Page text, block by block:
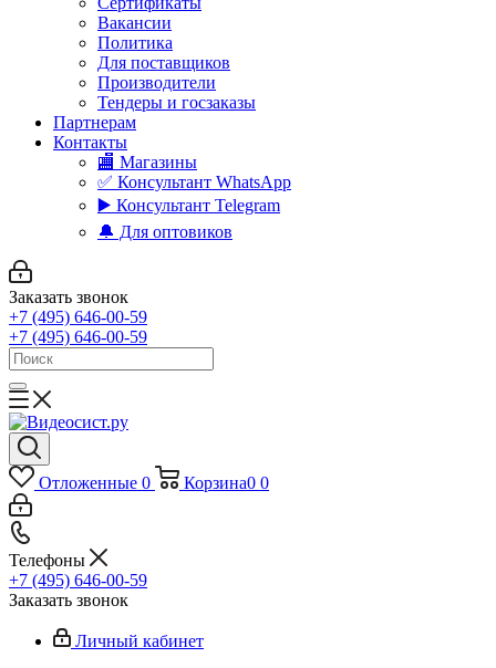
Вакансии
Политика
Для поставщиков
Производители
Тендеры и госзаказы
Партнерам
Контакты
🏬 Магазины
✅️ Консультант WhatsApp
▶️ Консультант Telegram
🔔 Для оптовиков
Заказать звонок
+7 (495) 646-00-59
+7 (495) 646-00-59
Отложенные 0 Корзина0 0
Телефоны
+7 (495) 646-00-59
Заказать звонок
Личный кабинет